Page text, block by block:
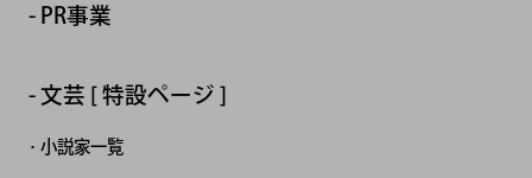
PR事業
文芸 [ 特設ページ ]
小説家一覧